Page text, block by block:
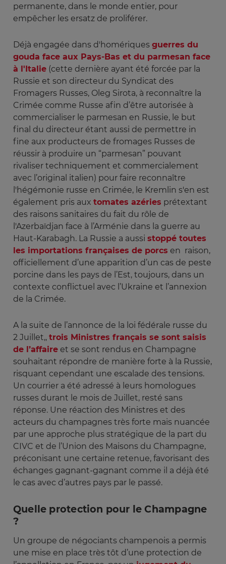
permanente, dans le monde entier, pour
empêcher les ersatz de proliférer.
Déjà engagée dans d'homériques guerres du
gouda face aux Pays-Bas et du parmesan face
à l'Italie (cette dernière ayant été forcée par la
Russie et son directeur du Syndicat des
Fromagers Russes, Oleg Sirota, à reconnaître la
Crimée comme Russe afin d’être autorisée à
commercialiser le parmesan en Russie, le but
final du directeur étant aussi de permettre in
fine aux producteurs de fromages Russes de
réussir à produire un “parmesan” pouvant
rivaliser techniquement et commercialement
avec l’original italien) pour faire reconnaître
l'hégémonie russe en Crimée, le Kremlin s'en est
également pris aux tomates azéries prétextant
des raisons sanitaires du fait du rôle de
l'Azerbaïdjan face à l’Arménie dans la guerre au
Haut-Karabagh. La Russie a aussi stoppé toutes
les importations françaises de porcs en raison,
officiellement d’une apparition d’un cas de peste
porcine dans les pays de l’Est, toujours, dans un
contexte conflictuel avec l’Ukraine et l’annexion
de la Crimée.
A la suite de l’annonce de la loi fédérale russe du
2 Juillet,, trois Ministres français se sont saisis
de l’affaire et se sont rendus en Champagne
souhaitant répondre de manière forte à la Russie,
risquant cependant une escalade des tensions.
Un courrier a été adressé à leurs homologues
russes durant le mois de Juillet, resté sans
réponse. Une réaction des Ministres et des
acteurs du champagnes très forte mais nuancée
par une approche plus stratégique de la part du
CIVC et de l’Union des Maisons du Champagne,
préconisant une certaine retenue, favorisant des
échanges gagnant-gagnant comme il a déjà été
le cas avec d’autres pays par le passé.
Quelle protection pour le Champagne
?
Un groupe de négociants champenois a permis
une mise en place très tôt d’une protection de